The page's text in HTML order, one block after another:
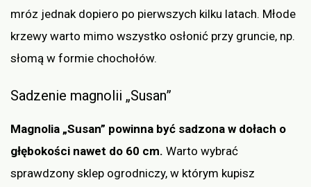
mróz jednak dopiero po pierwszych kilku latach. Młode
krzewy warto mimo wszystko osłonić przy gruncie, np.
słomą w formie chochołów.
Sadzenie magnolii „Susan”
Magnolia „Susan” powinna być sadzona w dołach o
głębokości nawet do 60 cm. Warto wybrać
sprawdzony sklep ogrodniczy, w którym kupisz